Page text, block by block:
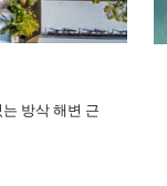
방삭 해변 근